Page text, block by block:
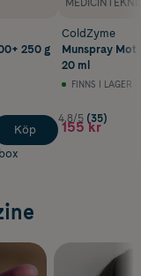
250 g
Köp
ColdZyme
Munspray Mot
20 ml
FINNS I LAGER
4.8/5 (35)
155 kr